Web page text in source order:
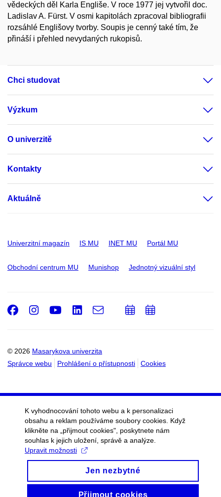
vědeckých děl Karla Engliše. V roce 1977 jej vytvořil doc.
Ladislav A. Fürst. V osmi kapitolách zpracoval bibliografii
rozsáhlé Englišovy tvorby. Soupis je cenný také tím, že
přináší i přehled nevydaných rukopisů.
Chci studovat
Výzkum
O univerzitě
Kontakty
Aktuálně
Univerzitní magazín IS MU INET MU Portál MU
Obchodní centrum MU Munishop Jednotný vizuální styl
© 2026 Masarykova univerzita
Správce webu
Prohlášení o přístupnosti Cookies
Facebook
Instagram
Youtube
LinkedIn
e-
PřidatPřidat
K vyhodnocování tohoto webu a k personalizaci
obsahu a reklam používáme soubory cookies. Když
klikněte na „přijmout cookies", poskytnete nám
souhlas k jejich uložení, správě a analýze.
Upravit možnosti
Jen nezbytné
Přijmout cookies